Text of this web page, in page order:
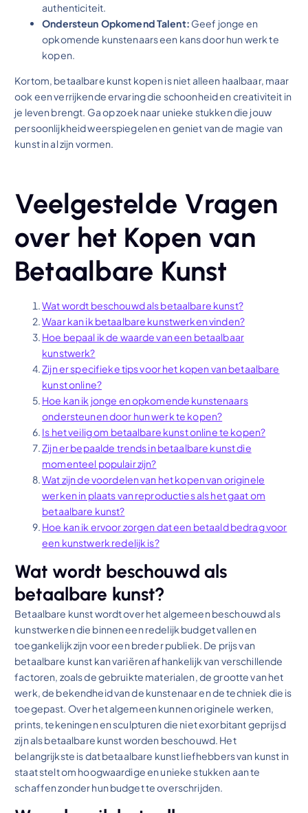
authenticiteit.
Ondersteun Opkomend Talent: Geef jonge en
opkomende kunstenaars een kans door hun werk te
kopen.
Kortom, betaalbare kunst kopen is niet alleen haalbaar, maar
ook een verrijkende ervaring die schoonheid en creativiteit in
je leven brengt. Ga op zoek naar unieke stukken die jouw
persoonlijkheid weerspiegelen en geniet van de magie van
kunst in al zijn vormen.
Veelgestelde Vragen
over het Kopen van
Betaalbare Kunst
Wat wordt beschouwd als betaalbare kunst?
Waar kan ik betaalbare kunstwerken vinden?
Hoe bepaal ik de waarde van een betaalbaar
kunstwerk?
Zijn er specifieke tips voor het kopen van betaalbare
kunst online?
Hoe kan ik jonge en opkomende kunstenaars
ondersteunen door hun werk te kopen?
Is het veilig om betaalbare kunst online te kopen?
Zijn er bepaalde trends in betaalbare kunst die
momenteel populair zijn?
Wat zijn de voordelen van het kopen van originele
werken in plaats van reproducties als het gaat om
betaalbare kunst?
Hoe kan ik ervoor zorgen dat een betaald bedrag voor
een kunstwerk redelijk is?
Wat wordt beschouwd als
betaalbare kunst?
Betaalbare kunst wordt over het algemeen beschouwd als
kunstwerken die binnen een redelijk budget vallen en
toegankelijk zijn voor een breder publiek. De prijs van
betaalbare kunst kan variëren afhankelijk van verschillende
factoren, zoals de gebruikte materialen, de grootte van het
werk, de bekendheid van de kunstenaar en de techniek die is
toegepast. Over het algemeen kunnen originele werken,
prints, tekeningen en sculpturen die niet exorbitant geprijsd
zijn als betaalbare kunst worden beschouwd. Het
belangrijkste is dat betaalbare kunst liefhebbers van kunst in
staat stelt om hoogwaardige en unieke stukken aan te
schaffen zonder hun budget te overschrijden.